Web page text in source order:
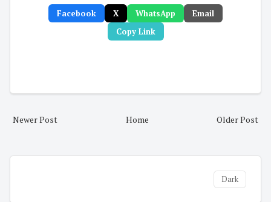
Facebook X WhatsApp
Email
Copy Link
Newer Post Older Post
Home
Dark